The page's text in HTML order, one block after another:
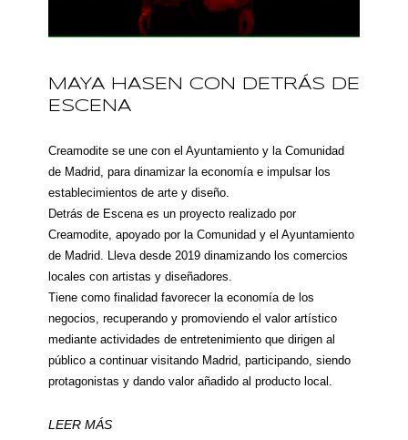
MAYA HASEN CON DETRÁS DE
ESCENA
Creamodite se une con el Ayuntamiento y la Comunidad
de Madrid, para dinamizar la economía e impulsar los
establecimientos de arte y diseño.
Detrás de Escena es un proyecto realizado por
Creamodite, apoyado por la Comunidad y el Ayuntamiento
de Madrid. Lleva desde 2019 dinamizando los comercios
locales con artistas y diseñadores.
Tiene como finalidad favorecer la economía de los
negocios, recuperando y promoviendo el valor artístico
mediante actividades de entretenimiento que dirigen al
público a continuar visitando Madrid, participando, siendo
protagonistas y dando valor añadido al producto local.
LEER MÁS